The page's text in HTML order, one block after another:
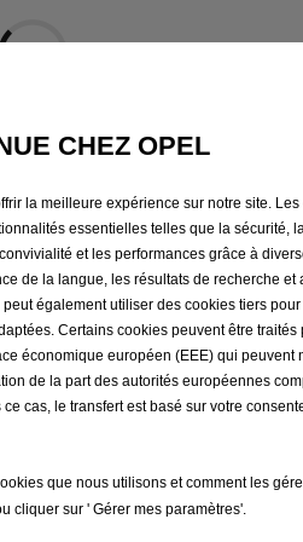
quelques secondes…
légales
de peinture peuvent être temporairement
utiles.
ont conformément
procédure de mesure WLTP (Worldwide
pas à un seul véhicule et ne font pas
CHEZ OPEL
la meilleure expérience sur notre site.
essentielles telles que la sécurité,
et les performances grâce à
de la langue, les résultats de recherche et
également utiliser des cookies tiers
Certains cookies peuvent être traités
économique européen (EEE) qui peuvent
de la part des autorités européennes
cas, le transfert est basé sur votre
que nous utilisons et comment les
cliquer sur ' Gérer mes paramètres'.